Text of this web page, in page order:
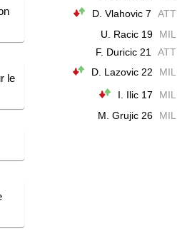
le
D. Vlahovic 7
ATT
U. Racic 19
MIL
F. Duricic 21
ATT
D. Lazovic 22
MIL
I. Ilic 17
MIL
M. Grujic 26
MIL